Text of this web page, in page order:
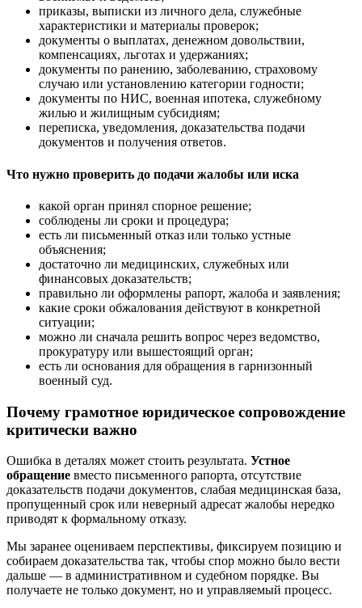
приказы, выписки из личного дела, служебные
характеристики и материалы проверок;
документы о выплатах, денежном довольствии,
компенсациях, льготах и удержаниях;
документы по ранению, заболеванию, страховому
случаю или установлению категории годности;
документы по НИС, военная ипотека, служебному
жилью и жилищным субсидиям;
переписка, уведомления, доказательства подачи
документов и получения ответов.
Что нужно проверить до подачи жалобы или иска
какой орган принял спорное решение;
соблюдены ли сроки и процедура;
есть ли письменный отказ или только устные
объяснения;
достаточно ли медицинских, служебных или
финансовых доказательств;
правильно ли оформлены рапорт, жалоба и заявления;
какие сроки обжалования действуют в конкретной
ситуации;
можно ли сначала решить вопрос через ведомство,
прокуратуру или вышестоящий орган;
есть ли основания для обращения в гарнизонный
военный суд.
Почему грамотное юридическое сопровождение
критически важно
Ошибка в деталях может стоить результата. Устное
обращение вместо письменного рапорта, отсутствие
доказательств подачи документов, слабая медицинская база,
пропущенный срок или неверный адресат жалобы нередко
приводят к формальному отказу.
Мы заранее оцениваем перспективы, фиксируем позицию и
собираем доказательства так, чтобы спор можно было вести
дальше — в административном и судебном порядке. Вы
получаете не только документ, но и управляемый процесс.